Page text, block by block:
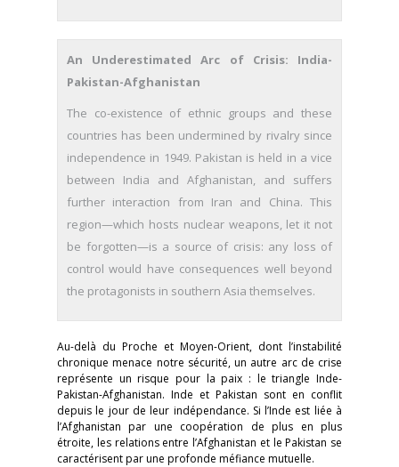
An Underestimated Arc of Crisis: India-
Pakistan-Afghanistan
The co-existence of ethnic groups and these
countries has been undermined by rivalry since
independence in 1949. Pakistan is held in a vice
between India and Afghanistan, and suffers
further interaction from Iran and China. This
region—which hosts nuclear weapons, let it not
be forgotten—is a source of crisis: any loss of
control would have consequences well beyond
the protagonists in southern Asia themselves.
Au-delà du Proche et Moyen-Orient, dont l’instabilité
chronique menace notre sécurité, un autre arc de crise
représente un risque pour la paix : le triangle Inde-
Pakistan-Afghanistan. Inde et Pakistan sont en conflit
depuis le jour de leur indépendance. Si l’Inde est liée à
l’Afghanistan par une coopération de plus en plus
étroite, les relations entre l’Afghanistan et le Pakistan se
caractérisent par une profonde méfiance mutuelle.